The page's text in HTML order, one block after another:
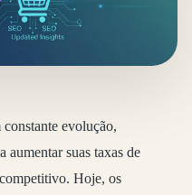
evolução,
aumentar suas taxas de
Hoje, os